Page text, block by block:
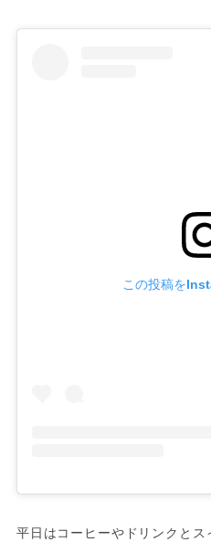
この投稿を
平日はコーヒーやドリンクと